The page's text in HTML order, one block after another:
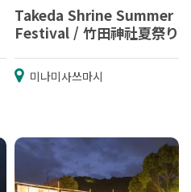
Takeda Shrine Summer
Festival / 竹田神社夏祭り
미나미사쓰마시